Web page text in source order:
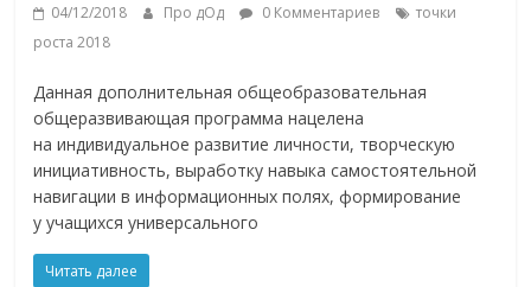
04/12/2018 Про дОд 0 Комментариев
точки
роста 2018
Данная дополнительная общеобразовательная
общеразвивающая программа нацелена
на индивидуальное развитие личности, творческую
инициативность, выработку навыка самостоятельной
навигации в информационных полях, формирование
у учащихся универсального
Читать далее